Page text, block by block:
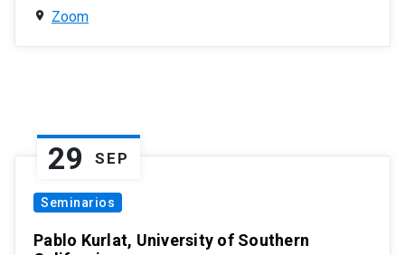
Zoom
29 SEP
Seminarios
Pablo Kurlat, University of Southern